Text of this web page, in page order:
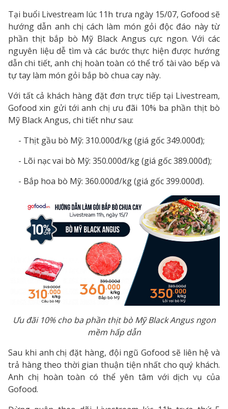
Tại buổi Livestream lúc 11h trưa ngày 15/07, Gofood sẽ
hướng dẫn anh chị cách làm món gỏi độc đáo này từ
phần thịt bắp bò Mỹ Black Angus cực ngon. Với các
nguyên liệu dễ tìm và các bước thực hiện được hướng
dẫn chi tiết, anh chị hoàn toàn có thể trổ tài vào bếp và
tự tay làm món gỏi bắp bò chua cay này.
Với tất cả khách hàng đặt đơn trực tiếp tại Livestream,
Gofood xin gửi tới anh chị ưu đãi 10% ba phần thịt bò
Mỹ Black Angus, chi tiết như sau:
- Thịt gầu bò Mỹ: 310.000đ/kg (giá gốc 349.000đ);
- Lõi nạc vai bò Mỹ: 350.000đ/kg (giá gốc 389.000đ);
- Bắp hoa bò Mỹ: 360.000đ/kg (giá gốc 399.000đ).
Ưu đãi 10% cho ba phần thịt bò Mỹ Black Angus ngon
mềm hấp dẫn
Sau khi anh chị đặt hàng, đội ngũ Gofood sẽ liên hệ và
trả hàng theo thời gian thuận tiện nhất cho quý khách.
Anh chị hoàn toàn có thể yên tâm với dịch vụ của
Gofood.